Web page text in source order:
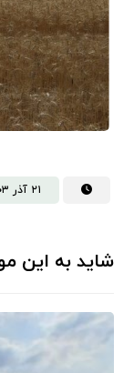
۲۱ آذر ۱۴۰۳
شاید به این